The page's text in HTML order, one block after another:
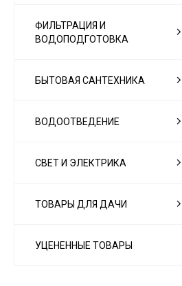
ФИЛЬТРАЦИЯ И
ВОДОПОДГОТОВКА
БЫТОВАЯ САНТЕХНИКА
ВОДООТВЕДЕНИЕ
СВЕТ И ЭЛЕКТРИКА
ТОВАРЫ ДЛЯ ДАЧИ
УЦЕНЕННЫЕ ТОВАРЫ